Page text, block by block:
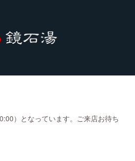
）となっています。ご来店お待ち